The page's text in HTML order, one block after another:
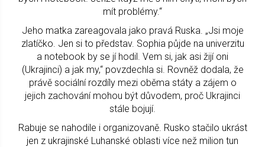
mít problémy.“
Jeho matka zareagovala jako pravá Ruska. „Jsi moje
zlatíčko. Jen si to představ. Sophia půjde na univerzitu
a notebook by se jí hodil. Vem si, jak asi žijí oni
(Ukrajinci) a jak my,“ povzdechla si. Rovněž dodala, že
právě sociální rozdíly mezi oběma státy a zájem o
jejich zachování mohou být důvodem, proč Ukrajinci
stále bojují.
Rabuje se nahodile i organizovaně. Rusko stačilo ukrást
jen z ukrajinské Luhanské oblasti více než milion tun